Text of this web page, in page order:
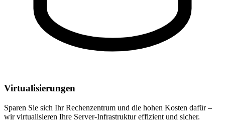
Virtualisierungen
Sparen Sie sich Ihr Rechenzentrum und die hohen Kosten dafür –
wir virtualisieren Ihre Server-Infrastruktur effizient und sicher.